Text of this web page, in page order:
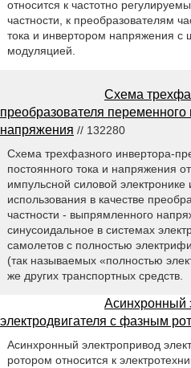
относится к частотно
частности, к преобразователям
тока и инвертором напряжения с
модуляцией.
Схема
преобразователя переменного
напряжения // 132280
Схема трехфазного инвертора-
постоянного тока и напряжения
импульсной силовой
использования в качестве
частности - выпрямленного
синусоидальное в системах
самолетов с полностью
(так называемых «полностью
же других транспортных средств.
Асинхронный
электродвигателя с фазным
Асинхронный электропривод
ротором относится к